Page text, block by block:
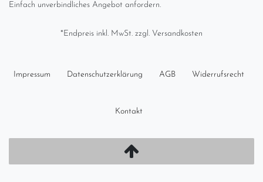
Einfach unverbindliches Angebot anfordern.
*Endpreis inkl. MwSt. zzgl. Versandkosten
Impressum Daten­schutz­erklärung AGB Widerrufs­recht
Kontakt